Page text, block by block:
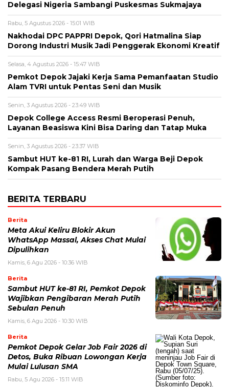
Delegasi Nigeria Sambangi Puskesmas Sukmajaya
Rabu, 5 Agustus 2026 - 15:01 WIB
Nakhodai DPC PAPPRI Depok, Qori Hatmalina Siap
Dorong Industri Musik Jadi Penggerak Ekonomi Kreatif
Selasa, 4 Agustus 2026 - 15:47 WIB
Pemkot Depok Jajaki Kerja Sama Pemanfaatan Studio
Alam TVRI untuk Pentas Seni dan Musik
Senin, 3 Agustus 2026 - 23:49 WIB
Depok College Access Resmi Beroperasi Penuh,
Layanan Beasiswa Kini Bisa Daring dan Tatap Muka
Senin, 3 Agustus 2026 - 23:37 WIB
Sambut HUT ke-81 RI, Lurah dan Warga Beji Depok
Kompak Pasang Bendera Merah Putih
BERITA TERBARU
Berita
Meta Akui Keliru Blokir Akun
WhatsApp Massal, Akses Chat Mulai
Dipulihkan
Kamis, 6 Agu 2026 - 10:36 WIB
Berita
Sambut HUT ke-81 RI, Pemkot Depok
Wajibkan Pengibaran Merah Putih
Sebulan Penuh
Kamis, 6 Agu 2026 - 10:30 WIB
Berita
Pemkot Depok Gelar Job Fair 2026 di
Detos, Buka Ribuan Lowongan Kerja
Mulai Lulusan SMA
Rabu, 5 Agu 2026 - 15:11 WIB